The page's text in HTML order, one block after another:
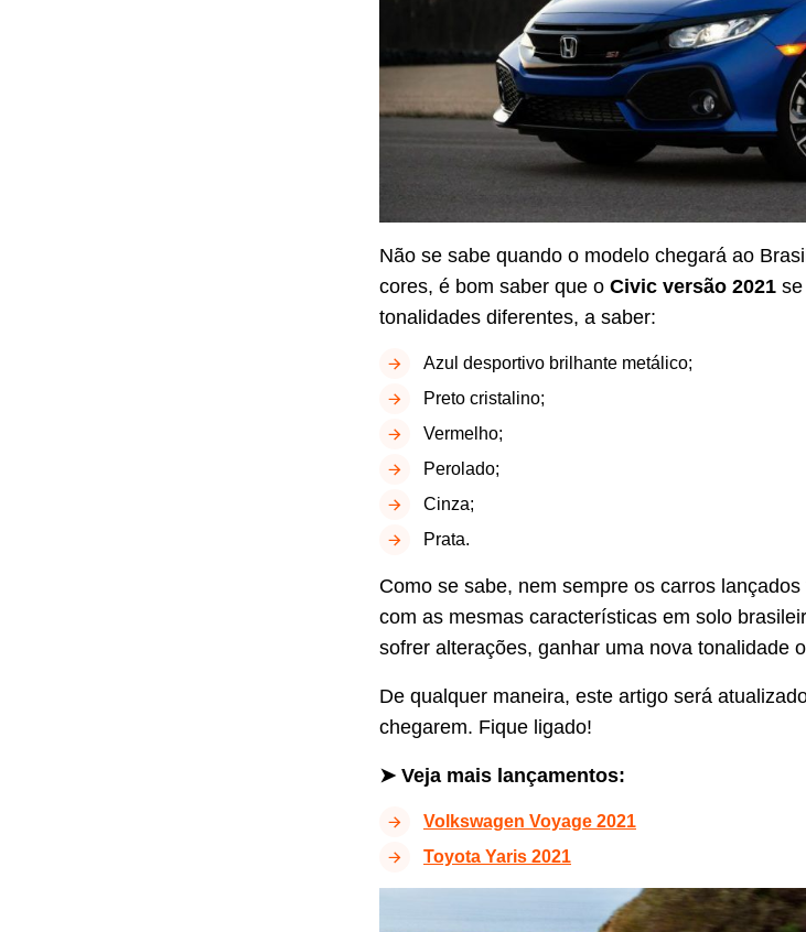
Não se sabe quando o modelo chegará ao
cores, é bom saber que o Civic versão 2021
tonalidades diferentes, a saber:
Azul desportivo brilhante metálico;
Preto cristalino;
Vermelho;
Perolado;
Cinza;
Prata.
Como se sabe, nem sempre os carros
com as mesmas características em solo
sofrer alterações, ganhar uma nova tonalidade
De qualquer maneira, este artigo será
chegarem. Fique ligado!
➤ Veja mais lançamentos:
Volkswagen Voyage 2021
Toyota Yaris 2021